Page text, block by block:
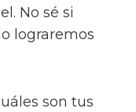
No sé si
lograremos
son tus